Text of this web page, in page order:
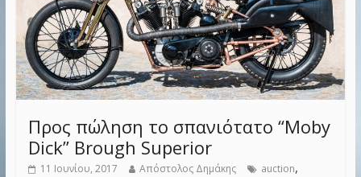
Προς πώληση το σπανιότατο “Moby
Dick” Brough Superior
11 Ιουνίου, 2017 Απόστολος Δημάκης auction,